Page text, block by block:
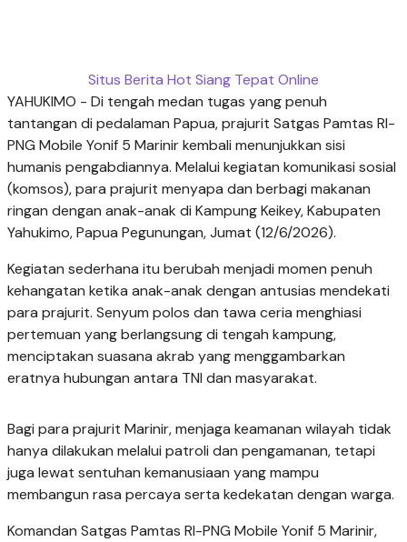
Situs Berita Hot Siang Tepat Online
YAHUKIMO - Di tengah medan tugas yang penuh
tantangan di pedalaman Papua, prajurit Satgas Pamtas RI-
PNG Mobile Yonif 5 Marinir kembali menunjukkan sisi
humanis pengabdiannya. Melalui kegiatan komunikasi sosial
(komsos), para prajurit menyapa dan berbagi makanan
ringan dengan anak-anak di Kampung Keikey, Kabupaten
Yahukimo, Papua Pegunungan, Jumat (12/6/2026).
Kegiatan sederhana itu berubah menjadi momen penuh
kehangatan ketika anak-anak dengan antusias mendekati
para prajurit. Senyum polos dan tawa ceria menghiasi
pertemuan yang berlangsung di tengah kampung,
menciptakan suasana akrab yang menggambarkan
eratnya hubungan antara TNI dan masyarakat.
Bagi para prajurit Marinir, menjaga keamanan wilayah tidak
hanya dilakukan melalui patroli dan pengamanan, tetapi
juga lewat sentuhan kemanusiaan yang mampu
membangun rasa percaya serta kedekatan dengan warga.
Komandan Satgas Pamtas RI-PNG Mobile Yonif 5 Marinir,